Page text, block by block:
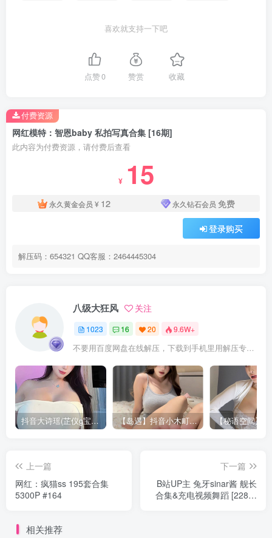
喜欢就支持一下吧
点赞0 赞赏 收藏
网红模特：智恩baby 私拍写真合集 [16期]
此内容为付费资源，请付费后查看
¥ 15
永久黄金会员 ¥ 12 永久钻石会员 免费
登录购买
解压码：654321 QQ客服：2464445304
付费资源
八级大狂风 关注
1023 16 20 9.6W+
不要用百度网盘在线解压，下载到手机里用解压专家APP解压，站内置顶文章有解压教程
抖音大诗瑶(芷仪g宝)视频资源合集下载 [12G] 【岛遇】抖音小木町合集【15P 20V】
上一篇
网红：疯猫ss 195套合集
5300P #164
下一篇
B站UP主 兔牙sinar酱 舰长
合集&充电视频舞蹈 [228张
相关推荐